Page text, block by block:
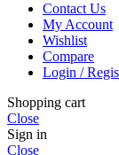
Contact Us
My Account
Wishlist
Compare
Login /
Shopping cart
Close
Sign in
Close